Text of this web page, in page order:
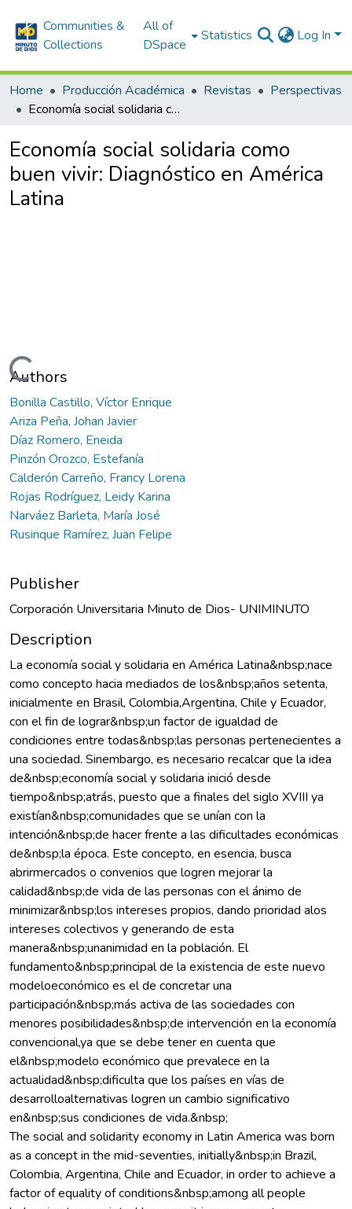
Communities &
Collections
All of
DSpace
Statistics Log In
Home Producción Académica Revistas
Perspectivas
Economía social solidaria como buen vivir: Diagnóstico en América Latina
Economía social solidaria como
buen vivir: Diagnóstico en América
Latina
Authors
Bonilla Castillo, Víctor Enrique
Ariza Peña, Johan Javier
Díaz Romero, Eneida
Pinzón Orozco, Estefanía
Calderón Carreño, Francy Lorena
Rojas Rodríguez, Leidy Karina
Narváez Barleta, María José
Rusinque Ramírez, Juan Felipe
Publisher
Corporación Universitaria Minuto de Dios- UNIMINUTO
Description
La economía social y solidaria en América Latina&nbsp;nace
como concepto hacia mediados de los&nbsp;años setenta,
inicialmente en Brasil, Colombia,Argentina, Chile y Ecuador,
con el fin de lograr&nbsp;un factor de igualdad de
condiciones entre todas&nbsp;las personas pertenecientes a
una sociedad. Sinembargo, es necesario recalcar que la idea
de&nbsp;economía social y solidaria inició desde
tiempo&nbsp;atrás, puesto que a finales del siglo XVIII ya
existían&nbsp;comunidades que se unían con la
intención&nbsp;de hacer frente a las dificultades económicas
de&nbsp;la época. Este concepto, en esencia, busca
abrirmercados o convenios que logren mejorar la
calidad&nbsp;de vida de las personas con el ánimo de
minimizar&nbsp;los intereses propios, dando prioridad alos
intereses colectivos y generando de esta
manera&nbsp;unanimidad en la población. El
fundamento&nbsp;principal de la existencia de este nuevo
modeloeconómico es el de concretar una
participación&nbsp;más activa de las sociedades con
menores posibilidades&nbsp;de intervención en la economía
convencional,ya que se debe tener en cuenta que
el&nbsp;modelo económico que prevalece en la
actualidad&nbsp;dificulta que los países en vías de
desarrolloalternativas logren un cambio significativo
en&nbsp;sus condiciones de vida.&nbsp;
The social and solidarity economy in Latin America was born
as a concept in the mid-seventies, initially&nbsp;in Brazil,
Colombia, Argentina, Chile and Ecuador, in order to achieve a
factor of equality of conditions&nbsp;among all people